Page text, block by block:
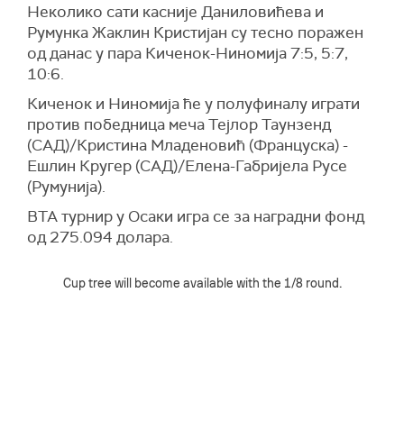
Неколико сати касније Даниловићева и
Румунка Жаклин Кристијан су тесно поражен
од данас у пара Киченок-Ниномија 7:5, 5:7,
10:6.
Киченок и Ниномија ће у полуфиналу играти
против победница меча Тејлор Таунзенд
(САД)/Кристина Младеновић (Француска) -
Ешлин Кругер (САД)/Елена-Габријела Русе
(Румунија).
ВТА турнир у Осаки игра се за наградни фонд
од 275.094 долара.